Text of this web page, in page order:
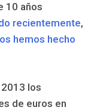
10 años
recientemente,
hemos hecho
2013 los
de euros en